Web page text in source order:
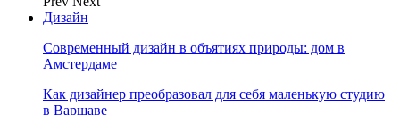
Дизайн
Современный дизайн в объятиях природы: дом в
Амстердаме
Как дизайнер преобразовал для себя маленькую студию
в Варшаве